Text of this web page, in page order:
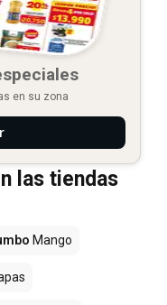
en su zona
las tiendas
Mango